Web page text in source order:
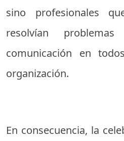
sino profesionales
resolvían
comunicación en
organización.
En consecuencia, la